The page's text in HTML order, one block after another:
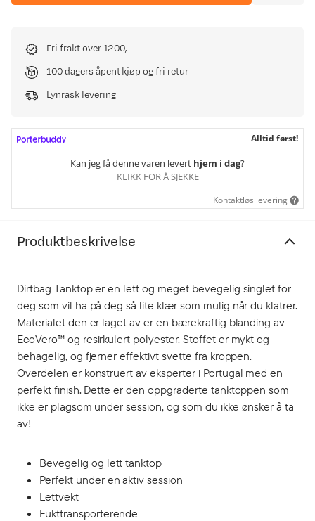
Fri frakt over 1200,-
100 dagers åpent kjøp og fri retur
Lynrask levering
Alltid først!
Kan jeg få denne varen levert hjem i dag?
KLIKK FOR Å SJEKKE
Kontaktløs levering
Produktbeskrivelse
Dirtbag Tanktop er en lett og meget bevegelig singlet for
deg som vil ha på deg så lite klær som mulig når du klatrer.
Materialet den er laget av er en bærekraftig blanding av
EcoVero™ og resirkulert polyester. Stoffet er mykt og
behagelig, og fjerner effektivt svette fra kroppen.
Overdelen er konstruert av eksperter i Portugal med en
perfekt finish. Dette er den oppgraderte tanktoppen som
ikke er plagsom under session, og som du ikke ønsker å ta
av!
Bevegelig og lett tanktop
Perfekt under en aktiv session
Lettvekt
Fukttransporterende